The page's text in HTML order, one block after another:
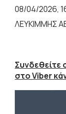
08/04/2026,
ΛΕΥΚΙΜΜΗΣ
Συνδεθείτε
στο Viber